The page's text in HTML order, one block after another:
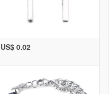
US$ 0.02